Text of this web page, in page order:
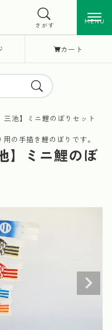
カート
MENU
さがす MENU
三池】ミニ鯉のぼりセット 5
の手描き鯉のぼりです。
】ミニ鯉のぼ